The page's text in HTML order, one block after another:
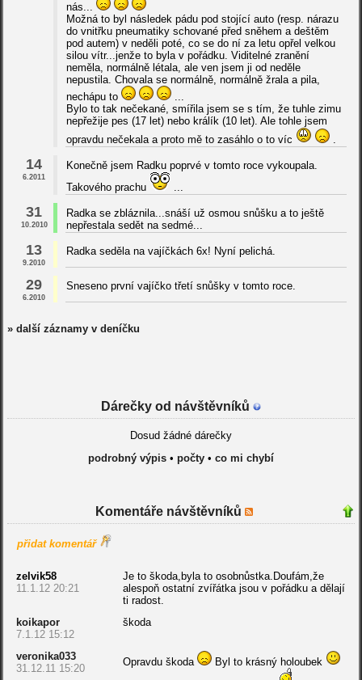
nás...
Možná to byl následek pádu pod stojící auto (resp. nárazu
do vnitřku pneumatiky schované před sněhem a deštěm
pod autem) v neděli poté, co se do ní za letu opřel velkou
silou vítr...jenže to byla v pořádku. Viditelné zranění
neměla, normálně létala, ale ven jsem ji od neděle
nepustila. Chovala se normálně, normálně žrala a pila,
nechápu to
...
Bylo to tak nečekané, smířila jsem se s tím, že tuhle zimu
nepřežije pes (17 let) nebo králík (10 let). Ale tohle jsem
opravdu nečekala a proto mě to zasáhlo o to víc
.
14
6.2011
Konečně jsem Radku poprvé v tomto roce vykoupala.
Takového prachu
...
31
10.2010
Radka se zbláznila...snáší už osmou snůšku a to ještě
nepřestala sedět na sedmé...
13
9.2010
Radka seděla na vajíčkách 6x! Nyní pelichá.
29
6.2010
Sneseno první vajíčko třetí snůšky v tomto roce.
» další záznamy v deníčku
Dárečky od návštěvníků
Dosud žádné dárečky
podrobný výpis• počty• co mi chybí
Komentáře návštěvníků
přidat komentář
zelvik58
11.1.12 20:21
Je to škoda,byla to osobnůstka.Doufám,že
alespoň ostatní zvířátka jsou v pořádku a dělají
ti radost.
koikapor
7.1.12 15:12
škoda
veronika033
31.12.11 15:20
Opravdu škoda Byl to krásný holoubek